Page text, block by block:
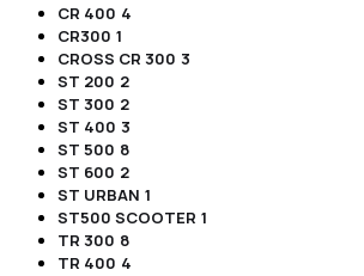
CR 400 4
CR300 1
CROSS CR 300 3
ST 200 2
ST 300 2
ST 400 3
ST 500 8
ST 600 2
ST URBAN 1
ST500 SCOOTER 1
TR 300 8
TR 400 4